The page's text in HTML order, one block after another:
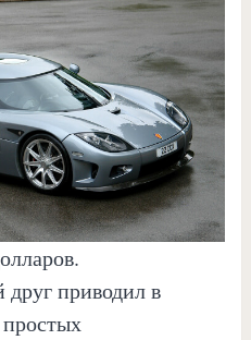
друг приводил в